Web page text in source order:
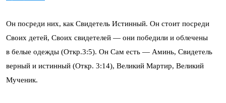
Он посреди них, как Свидетель Истинный. Он стоит посреди
Своих детей, Своих свидетелей — они победили и облечены
в белые одежды (Откр.3:5). Он Сам есть — Аминь, Свидетель
верный и истинный (Откр. 3:14), Великий Мартир, Великий
Мученик.